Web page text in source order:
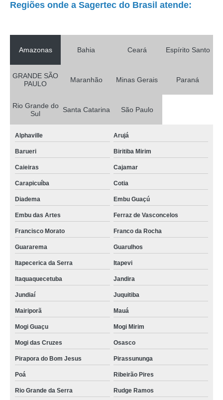
Regiões onde a Sagertec do Brasil atende:
Amazonas Bahia Ceará Espírito Santo
GRANDE SÃO
PAULO
Maranhão Minas Gerais Paraná
Rio Grande do
Sul
Santa Catarina São Paulo
Alphaville Arujá
Barueri Biritiba Mirim
Caieiras Cajamar
Carapicuíba Cotia
Diadema Embu Guaçú
Embu das Artes Ferraz de Vasconcelos
Francisco Morato Franco da Rocha
Guararema Guarulhos
Itapecerica da Serra Itapevi
Itaquaquecetuba Jandira
Jundiaí Juquitiba
Mairiporã Mauá
Mogi Guaçu Mogi Mirim
Mogi das Cruzes Osasco
Pirapora do Bom Jesus Pirassununga
Poá Ribeirão Pires
Rio Grande da Serra Rudge Ramos